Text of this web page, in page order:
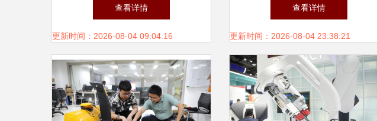
发布，定义智能机器人新标杆
查看详情
更新时间：2026-08-04 09:04:16
查看详情
更新时间：2026-08-04 23:38:21